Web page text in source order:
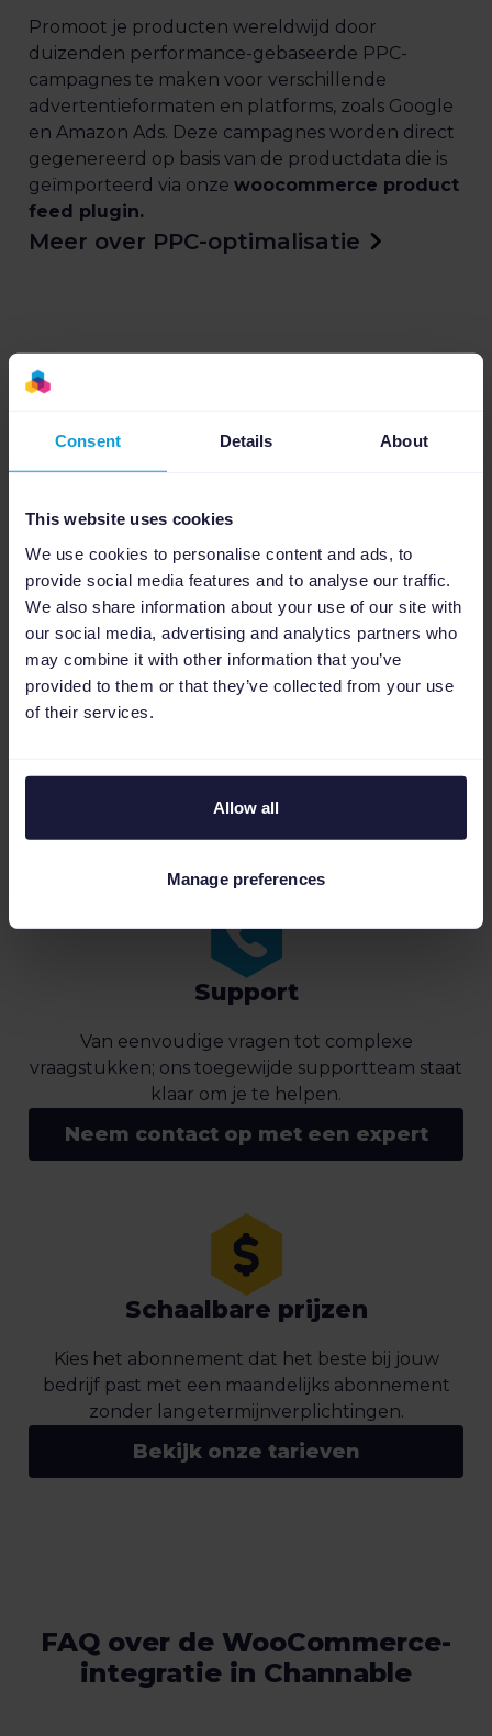
Consent Details About
This website uses cookies
We use cookies to personalise content and ads, to
provide social media features and to analyse our traffic.
We also share information about your use of our site with
our social media, advertising and analytics partners who
may combine it with other information that you’ve
provided to them or that they’ve collected from your use
of their services.
Allow all
Manage preferences
Promoot je producten wereldwijd door
duizenden performance-gebaseerde PPC-
campagnes te maken voor verschillende
advertentieformaten en platforms, zoals Google
en Amazon Ads. Deze campagnes worden direct
gegenereerd op basis van de productdata die is
geïmporteerd via onze woocommerce product
feed plugin.
Meer over PPC-optimalisatie
Extra bronnen voor het instellen
van je WooCommerce-integratie
Help Center
Technische handleiding en best practices voor
het koppelen van WooCommerce aan
plugin.
Meer over de installatie van de
Support
Van eenvoudige vragen tot complexe
vraagstukken; ons toegewijde supportteam staat
klaar om je te helpen.
Neem contact op met een expert
Schaalbare prijzen
Kies het abonnement dat het beste bij jouw
bedrijf past met een maandelijks abonnement
zonder langetermijnverplichtingen.
Bekijk onze tarieven
FAQ over de WooCommerce-
integratie in Channable